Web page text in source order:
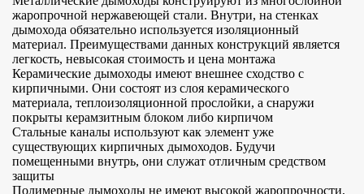
жаропрочной нержавеющей стали. Внутри, на стенках
дымохода обязательно используется изоляционный
материал. Преимуществами данных конструкций является
легкость, невысокая стоимость и цена монтажа
Керамические дымоходы имеют внешнее сходство с
кирпичными. Они состоят из слоя керамического
материала, теплоизоляционной прослойки, а снаружи
покрыты керамзитным блоком либо кирпичом
Стальные каналы используют как элемент уже
существующих кирпичных дымоходов. Будучи
помещенными внутрь, они служат отличным средством
защиты
Полимерные дымоходы не имеют высокой жаропрочности,